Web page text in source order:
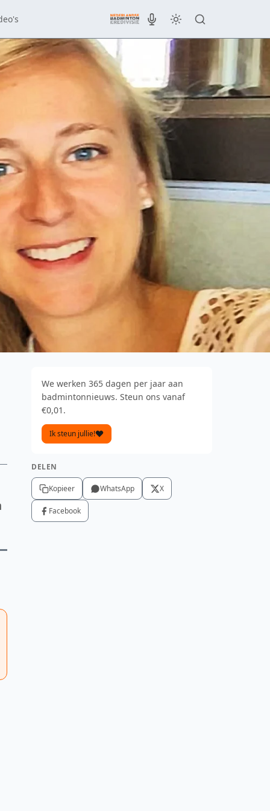
We werken 365 dagen per jaar aan
badmintonnieuws. Steun ons vanaf
€0,01.
Ik steun jullie!
DELEN
Kopieer WhatsApp X
Facebook